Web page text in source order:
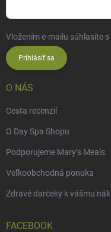
Vložením e-mailu súhlasíte s
Prihlásiť sa
O NÁS
Cesta recenzií
O Day Spa Shopu
Podporujeme Mary’s Meals
Veľkoobchodná ponuka
Zdravé darčeky k vášmu
FACEBOOK